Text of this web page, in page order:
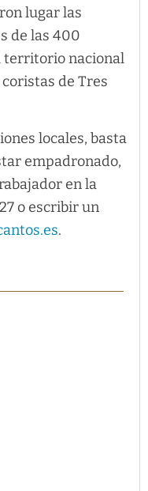
lugar las
de las 400
territorio nacional
de Tres
locales, basta
empadronado,
en la
o escribir un
.